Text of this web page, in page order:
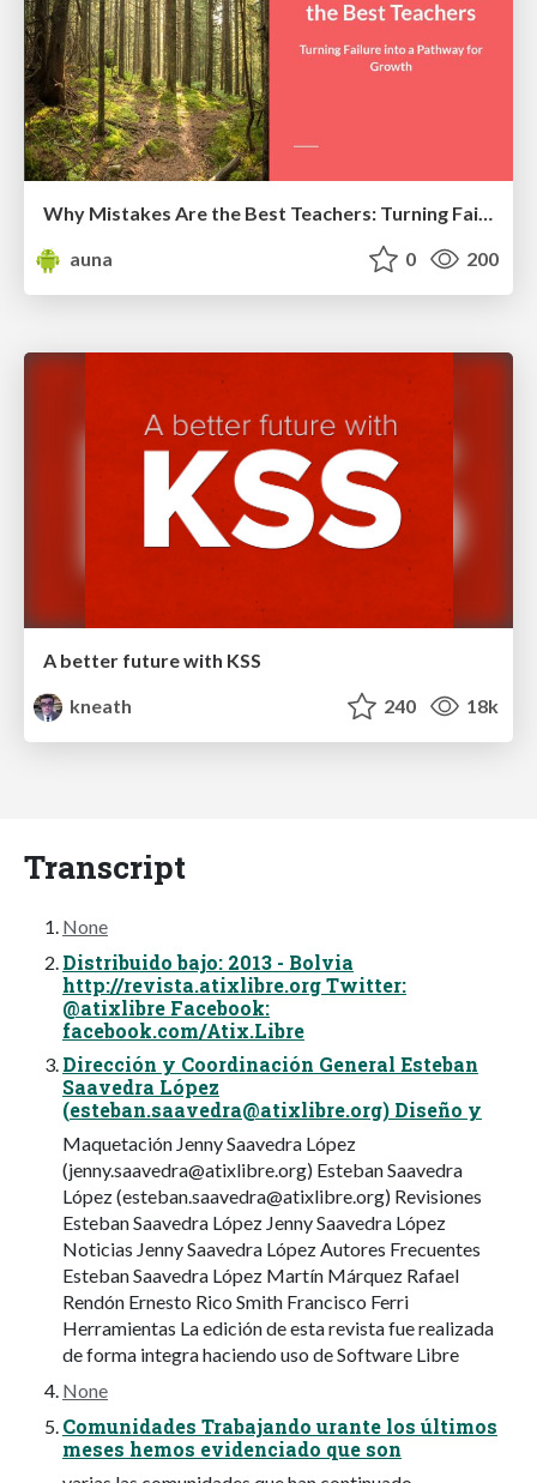
Why Mistakes Are the Best Teachers: Turning Failure into a Pathway for Growth
auna
0 200
A better future with KSS
kneath
240 18k
Transcript
None
Distribuido bajo: 2013 - Bolvia
http://revista.atixlibre.org Twitter:
@atixlibre Facebook:
facebook.com/Atix.Libre
Dirección y Coordinación General Esteban
Saavedra López
(esteban.saavedra@atixlibre.org) Diseño y
Maquetación Jenny Saavedra López
(jenny.saavedra@atixlibre.org) Esteban Saavedra
López (esteban.saavedra@atixlibre.org) Revisiones
Esteban Saavedra López Jenny Saavedra López
Noticias Jenny Saavedra López Autores Frecuentes
Esteban Saavedra López Martín Márquez Rafael
Rendón Ernesto Rico Smith Francisco Ferri
Herramientas La edición de esta revista fue realizada
de forma integra haciendo uso de Software Libre
None
Comunidades Trabajando urante los últimos
meses hemos evidenciado que son